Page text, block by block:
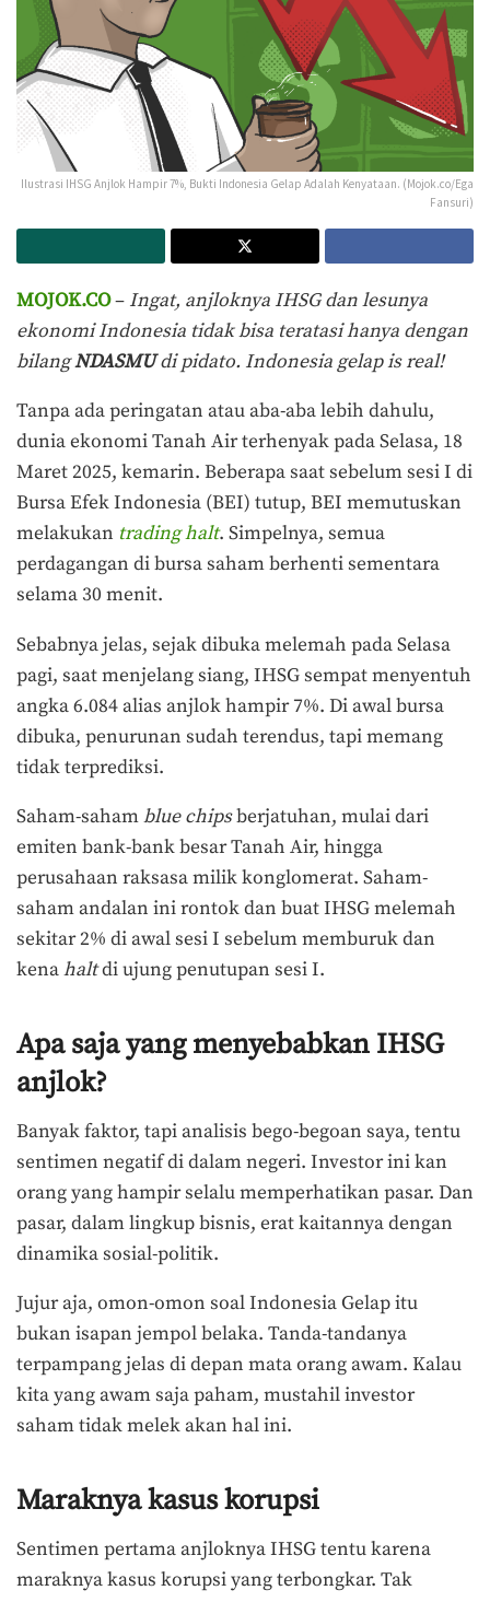
Ilustrasi IHSG Anjlok Hampir 7%, Bukti Indonesia Gelap Adalah Kenyataan. (Mojok.co/Ega
Fansuri)
MOJOK.CO– Ingat, anjloknya IHSG dan lesunya
ekonomi Indonesia tidak bisa teratasi hanya dengan
bilangNDASMUdi pidato. Indonesia gelap is real!
Tanpa ada peringatan atau aba-aba lebih dahulu,
dunia ekonomi Tanah Air terhenyak pada Selasa, 18
Maret 2025, kemarin. Beberapa saat sebelum sesi I di
Bursa Efek Indonesia (BEI) tutup, BEI memutuskan
melakukan trading halt. Simpelnya, semua
perdagangan di bursa saham berhenti sementara
selama 30 menit.
Sebabnya jelas, sejak dibuka melemah pada Selasa
pagi, saat menjelang siang, IHSG sempat menyentuh
angka 6.084 alias anjlok hampir 7%. Di awal bursa
dibuka, penurunan sudah terendus, tapi memang
tidak terprediksi.
Saham-sahamblue chipsberjatuhan, mulai dari
emiten bank-bank besar Tanah Air, hingga
perusahaan raksasa milik konglomerat. Saham-
saham andalan ini rontok dan buat IHSG melemah
sekitar 2% di awal sesi I sebelum memburuk dan
kenahaltdi ujung penutupan sesi I.
Apa saja yang menyebabkan IHSG
anjlok?
Banyak faktor, tapi analisis bego-begoan saya, tentu
sentimen negatif di dalam negeri. Investor ini kan
orang yang hampir selalu memperhatikan pasar. Dan
pasar, dalam lingkup bisnis, erat kaitannya dengan
dinamika sosial-politik.
Jujur aja, omon-omon soal Indonesia Gelap itu
bukan isapan jempol belaka. Tanda-tandanya
terpampang jelas di depan mata orang awam. Kalau
kita yang awam saja paham, mustahil investor
saham tidak melek akan hal ini.
Maraknya kasus korupsi
Sentimen pertama anjloknya IHSG tentu karena
maraknya kasus korupsi yang terbongkar. Tak